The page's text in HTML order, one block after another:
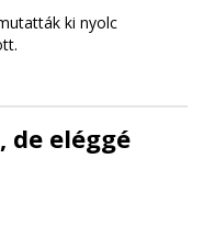
ki nyolc
de eléggé